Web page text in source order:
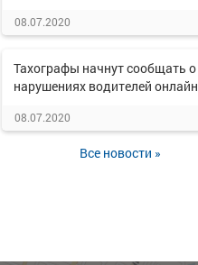
08.07.2020
Тахографы начнут сообщать о
нарушениях водителей онлайн
08.07.2020
Все новости »